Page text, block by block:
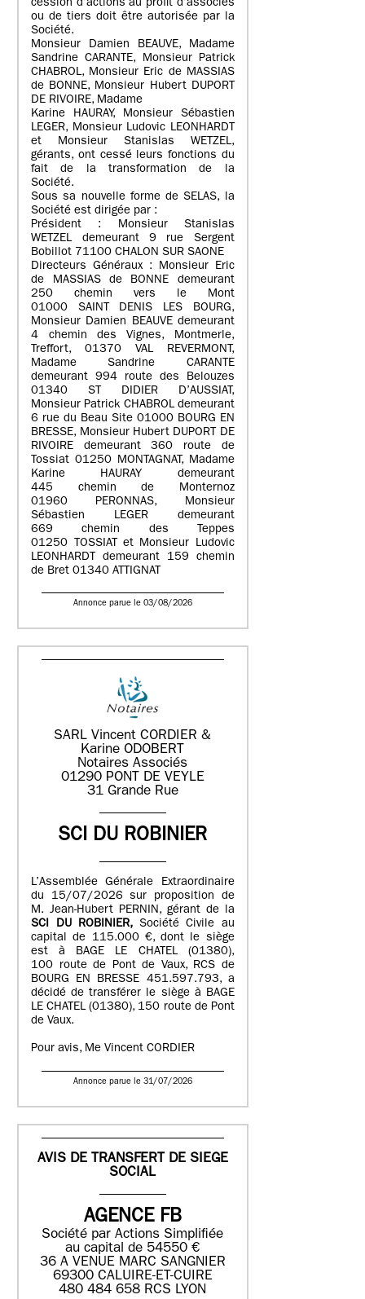
cession d’actions au profit d’associés
ou de tiers doit être autorisée par la
Société.
Monsieur Damien BEAUVE, Madame
Sandrine CARANTE, Monsieur Patrick
CHABROL, Monsieur Eric de MASSIAS
de BONNE, Monsieur Hubert DUPORT
DE RIVOIRE, Madame
Karine HAURAY, Monsieur Sébastien
LEGER, Monsieur Ludovic LEONHARDT
et Monsieur Stanislas WETZEL,
gérants, ont cessé leurs fonctions du
fait de la transformation de la
Société.
Sous sa nouvelle forme de SELAS, la
Société est dirigée par :
Président : Monsieur Stanislas
WETZEL demeurant 9 rue Sergent
Bobillot 71100 CHALON SUR SAONE
Directeurs Généraux : Monsieur Eric
de MASSIAS de BONNE demeurant
250 chemin vers le Mont
01000 SAINT DENIS LES BOURG,
Monsieur Damien BEAUVE demeurant
4 chemin des Vignes, Montmerle,
Treffort, 01370 VAL REVERMONT,
Madame Sandrine CARANTE
demeurant 994 route des Belouzes
01340 ST DIDIER D’AUSSIAT,
Monsieur Patrick CHABROL demeurant
6 rue du Beau Site 01000 BOURG EN
BRESSE, Monsieur Hubert DUPORT DE
RIVOIRE demeurant 360 route de
Tossiat 01250 MONTAGNAT, Madame
Karine HAURAY demeurant
445 chemin de Monternoz
01960 PERONNAS, Monsieur
Sébastien LEGER demeurant
669 chemin des Teppes
01250 TOSSIAT et Monsieur Ludovic
LEONHARDT demeurant 159 chemin
de Bret 01340 ATTIGNAT
Annonce parue le 03/08/2026
SARL Vincent CORDIER &
Karine ODOBERT
Notaires Associés
01290 PONT DE VEYLE
31 Grande Rue
SCI DU ROBINIER
L’Assemblée Générale Extraordinaire
du 15/07/2026 sur proposition de
M. Jean-Hubert PERNIN, gérant de la
SCI DU ROBINIER, Société Civile au
capital de 115.000 €, dont le siège
est à BAGE LE CHATEL (01380),
100 route de Pont de Vaux, RCS de
BOURG EN BRESSE 451.597.793, a
décidé de transférer le siège à BAGE
LE CHATEL (01380), 150 route de Pont
de Vaux.
Pour avis, Me Vincent CORDIER
Annonce parue le 31/07/2026
AVIS DE TRANSFERT DE SIEGE
SOCIAL
AGENCE FB
Société par Actions Simplifiée
au capital de 54550 €
36 A VENUE MARC SANGNIER
69300 CALUIRE-ET-CUIRE
480 484 658 RCS LYON